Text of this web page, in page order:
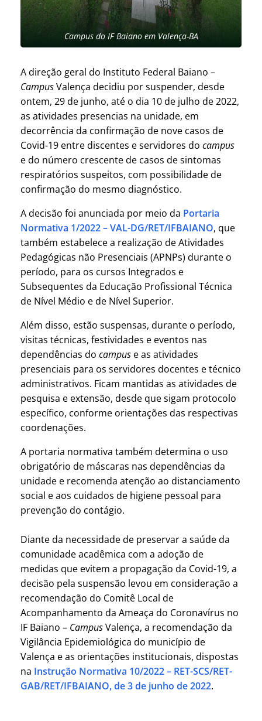
Campus do IF Baiano em Valença-BA
A direção geral do Instituto Federal Baiano –
CampusValença decidiu por suspender, desde
ontem, 29 de junho, até o dia 10 de julho de 2022,
as atividades presencias na unidade, em
decorrência da confirmação de nove casos de
Covid-19 entre discentes e servidores do campus
e do número crescente de casos de sintomas
respiratórios suspeitos, com possibilidade de
confirmação do mesmo diagnóstico.
A decisão foi anunciada por meio da Portaria
Normativa 1/2022 – VAL-DG/RET/IFBAIANO, que
também estabelece a realização de Atividades
Pedagógicas não Presenciais (APNPs) durante o
período, para os cursos Integrados e
Subsequentes da Educação Profissional Técnica
de Nível Médio e de Nível Superior.
Além disso, estão suspensas, durante o período,
visitas técnicas, festividades e eventos nas
dependências do campus e as atividades
presenciais para os servidores docentes e técnico
administrativos. Ficam mantidas as atividades de
pesquisa e extensão, desde que sigam protocolo
específico, conforme orientações das respectivas
coordenações.
A portaria normativa também determina o uso
obrigatório de máscaras nas dependências da
unidade e recomenda atenção ao distanciamento
social e aos cuidados de higiene pessoal para
prevenção do contágio.
Diante da necessidade de preservar a saúde da
comunidade acadêmica com a adoção de
medidas que evitem a propagação da Covid-19, a
decisão pela suspensão levou em consideração a
recomendação do Comitê Local de
Acompanhamento da Ameaça do Coronavírus no
IF Baiano – CampusValença, a recomendação da
Vigilância Epidemiológica do município de
Valença e as orientações institucionais, dispostas
na Instrução Normativa 10/2022 – RET-SCS/RET-
GAB/RET/IFBAIANO, de 3 de junho de 2022.